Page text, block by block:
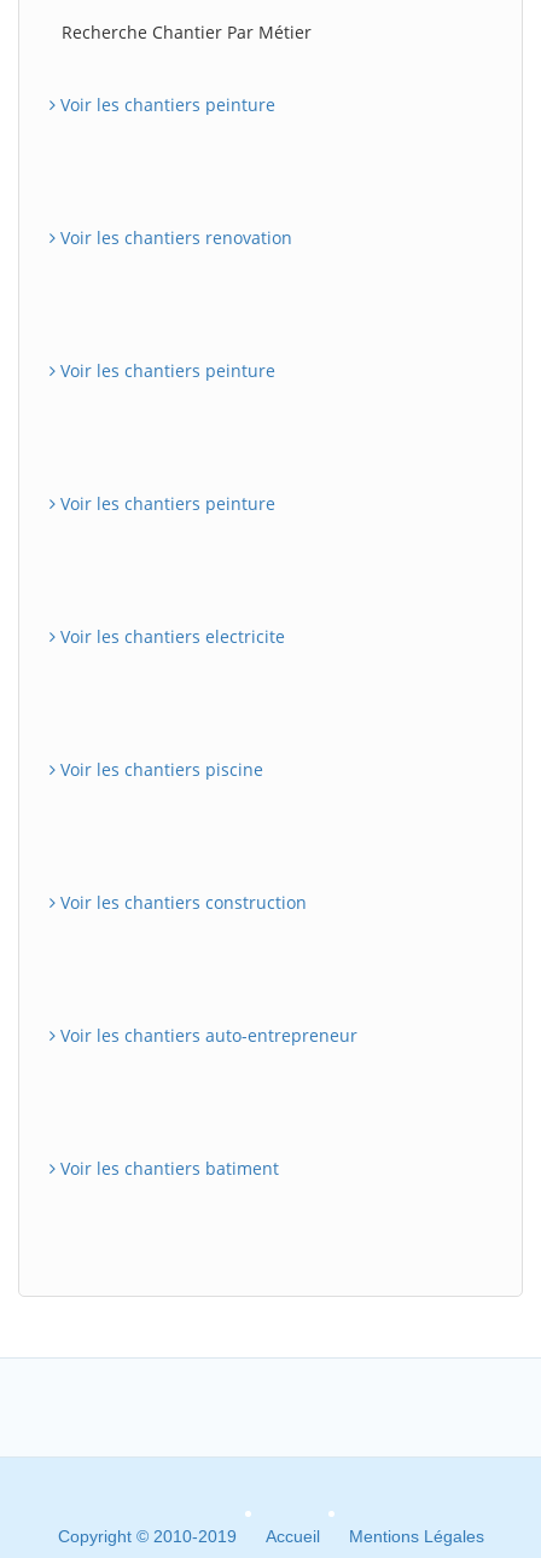
Recherche Chantier Par Métier
Voir les chantiers peinture
Voir les chantiers renovation
Voir les chantiers peinture
Voir les chantiers peinture
Voir les chantiers electricite
Voir les chantiers piscine
Voir les chantiers construction
Voir les chantiers auto-entrepreneur
Voir les chantiers batiment
Copyright © 2010-2019 Accueil Mentions Légales